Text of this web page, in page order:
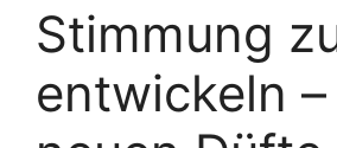
Stimmung
entwickeln